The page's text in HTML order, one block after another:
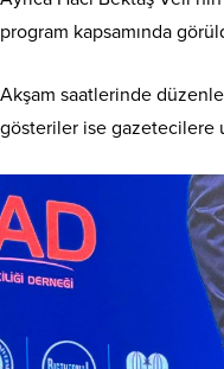
program kapsamında
Akşam saatlerinde
gösteriler ise gazetecilere